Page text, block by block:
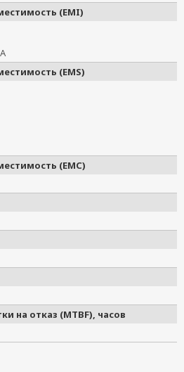
(EMI)
A
(EMS)
(EMC)
на отказ (MTBF), часов